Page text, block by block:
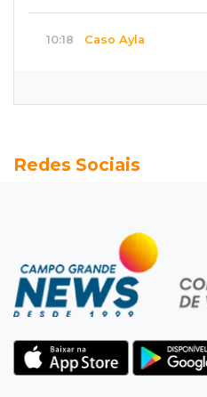
10:18 Caso Ayla
Pai e filho escapam de
Pergunta do Dia
Tradicional churrasco
cabe no seu orçamento?
Pais buscam quebrar o
presentes na rotina dos
Redes Sociais